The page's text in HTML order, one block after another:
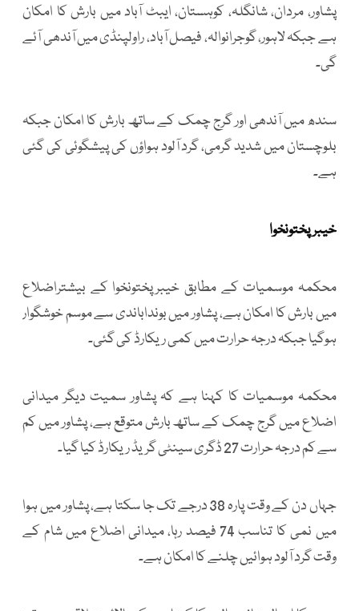
پشاور، مردان، شانگلہ، کوہستان، ایبٹ آباد میں بارش کا امکان
ہے جبکہ لاہور، گوجرانوالہ، فیصل آباد، راولپنڈی میں آندھی آئے
گی۔
سندھ میں آندھی اور گرج چمک کے ساتھ بارش کا امکان جبکہ
بلوچستان میں شدید گرمی، گرد آلود ہواؤں کی پیشگوئی کی گئی
ہے۔
خیبرپختونخوا
محکمہ موسمیات کے مطابق خیبرپختونخوا کے بیشتراضلاع
میں بارش کا امکان ہے، پشاور میں بونداباندی سے موسم خوشگوار
ہوگیا جبکہ درجہ حرارت میں کمی ریکارڈ کی گئی۔
محکمہ موسمیات کا کہنا ہے کہ پشاور سمیت دیگر میدانی
اضلاع میں گرج چمک کے ساتھ بارش متوقع ہے، پشاور میں کم
سے کم درجہ حرارت 27 ڈگری سینٹی گریڈ ریکارڈ کیا گیا۔
جہاں دن کے وقت پارہ 38 درجے تک جا سکتا ہے، پشاور میں ہوا
میں نمی کا تناسب 74 فیصد رہا، میدانی اضلاع میں شام کے
وقت گرد آلود ہوائیں چلنے کا امکان ہے۔